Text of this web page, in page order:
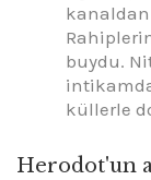
kanaldan
buydu.
küllerle
Herodot'un